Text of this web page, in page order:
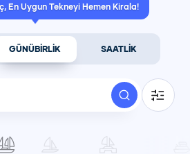
Euro
En Uygun Tekneyi Hemen Kirala!
GÜNÜBİRLİK SAATLİK